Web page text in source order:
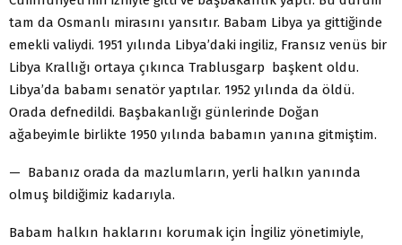
tam da Osmanlı mirasını yansıtır. Babam Libya ya gittiğinde
emekli valiydi. 1951 yılında Libya’daki ingiliz, Fransız venüs bir
Libya Krallığı ortaya çıkınca Trablusgarp başkent oldu.
Libya’da babamı senatör yaptılar. 1952 yılında da öldü.
Orada defnedildi. Başbakanlığı günlerinde Doğan
ağabeyimle birlikte 1950 yılında babamın yanına gitmiştim.
— Babanız orada da mazlumların, yerli halkın yanında
olmuş bildiğimiz kadarıyla.
Babam halkın haklarını korumak için İngiliz yönetimiyle,